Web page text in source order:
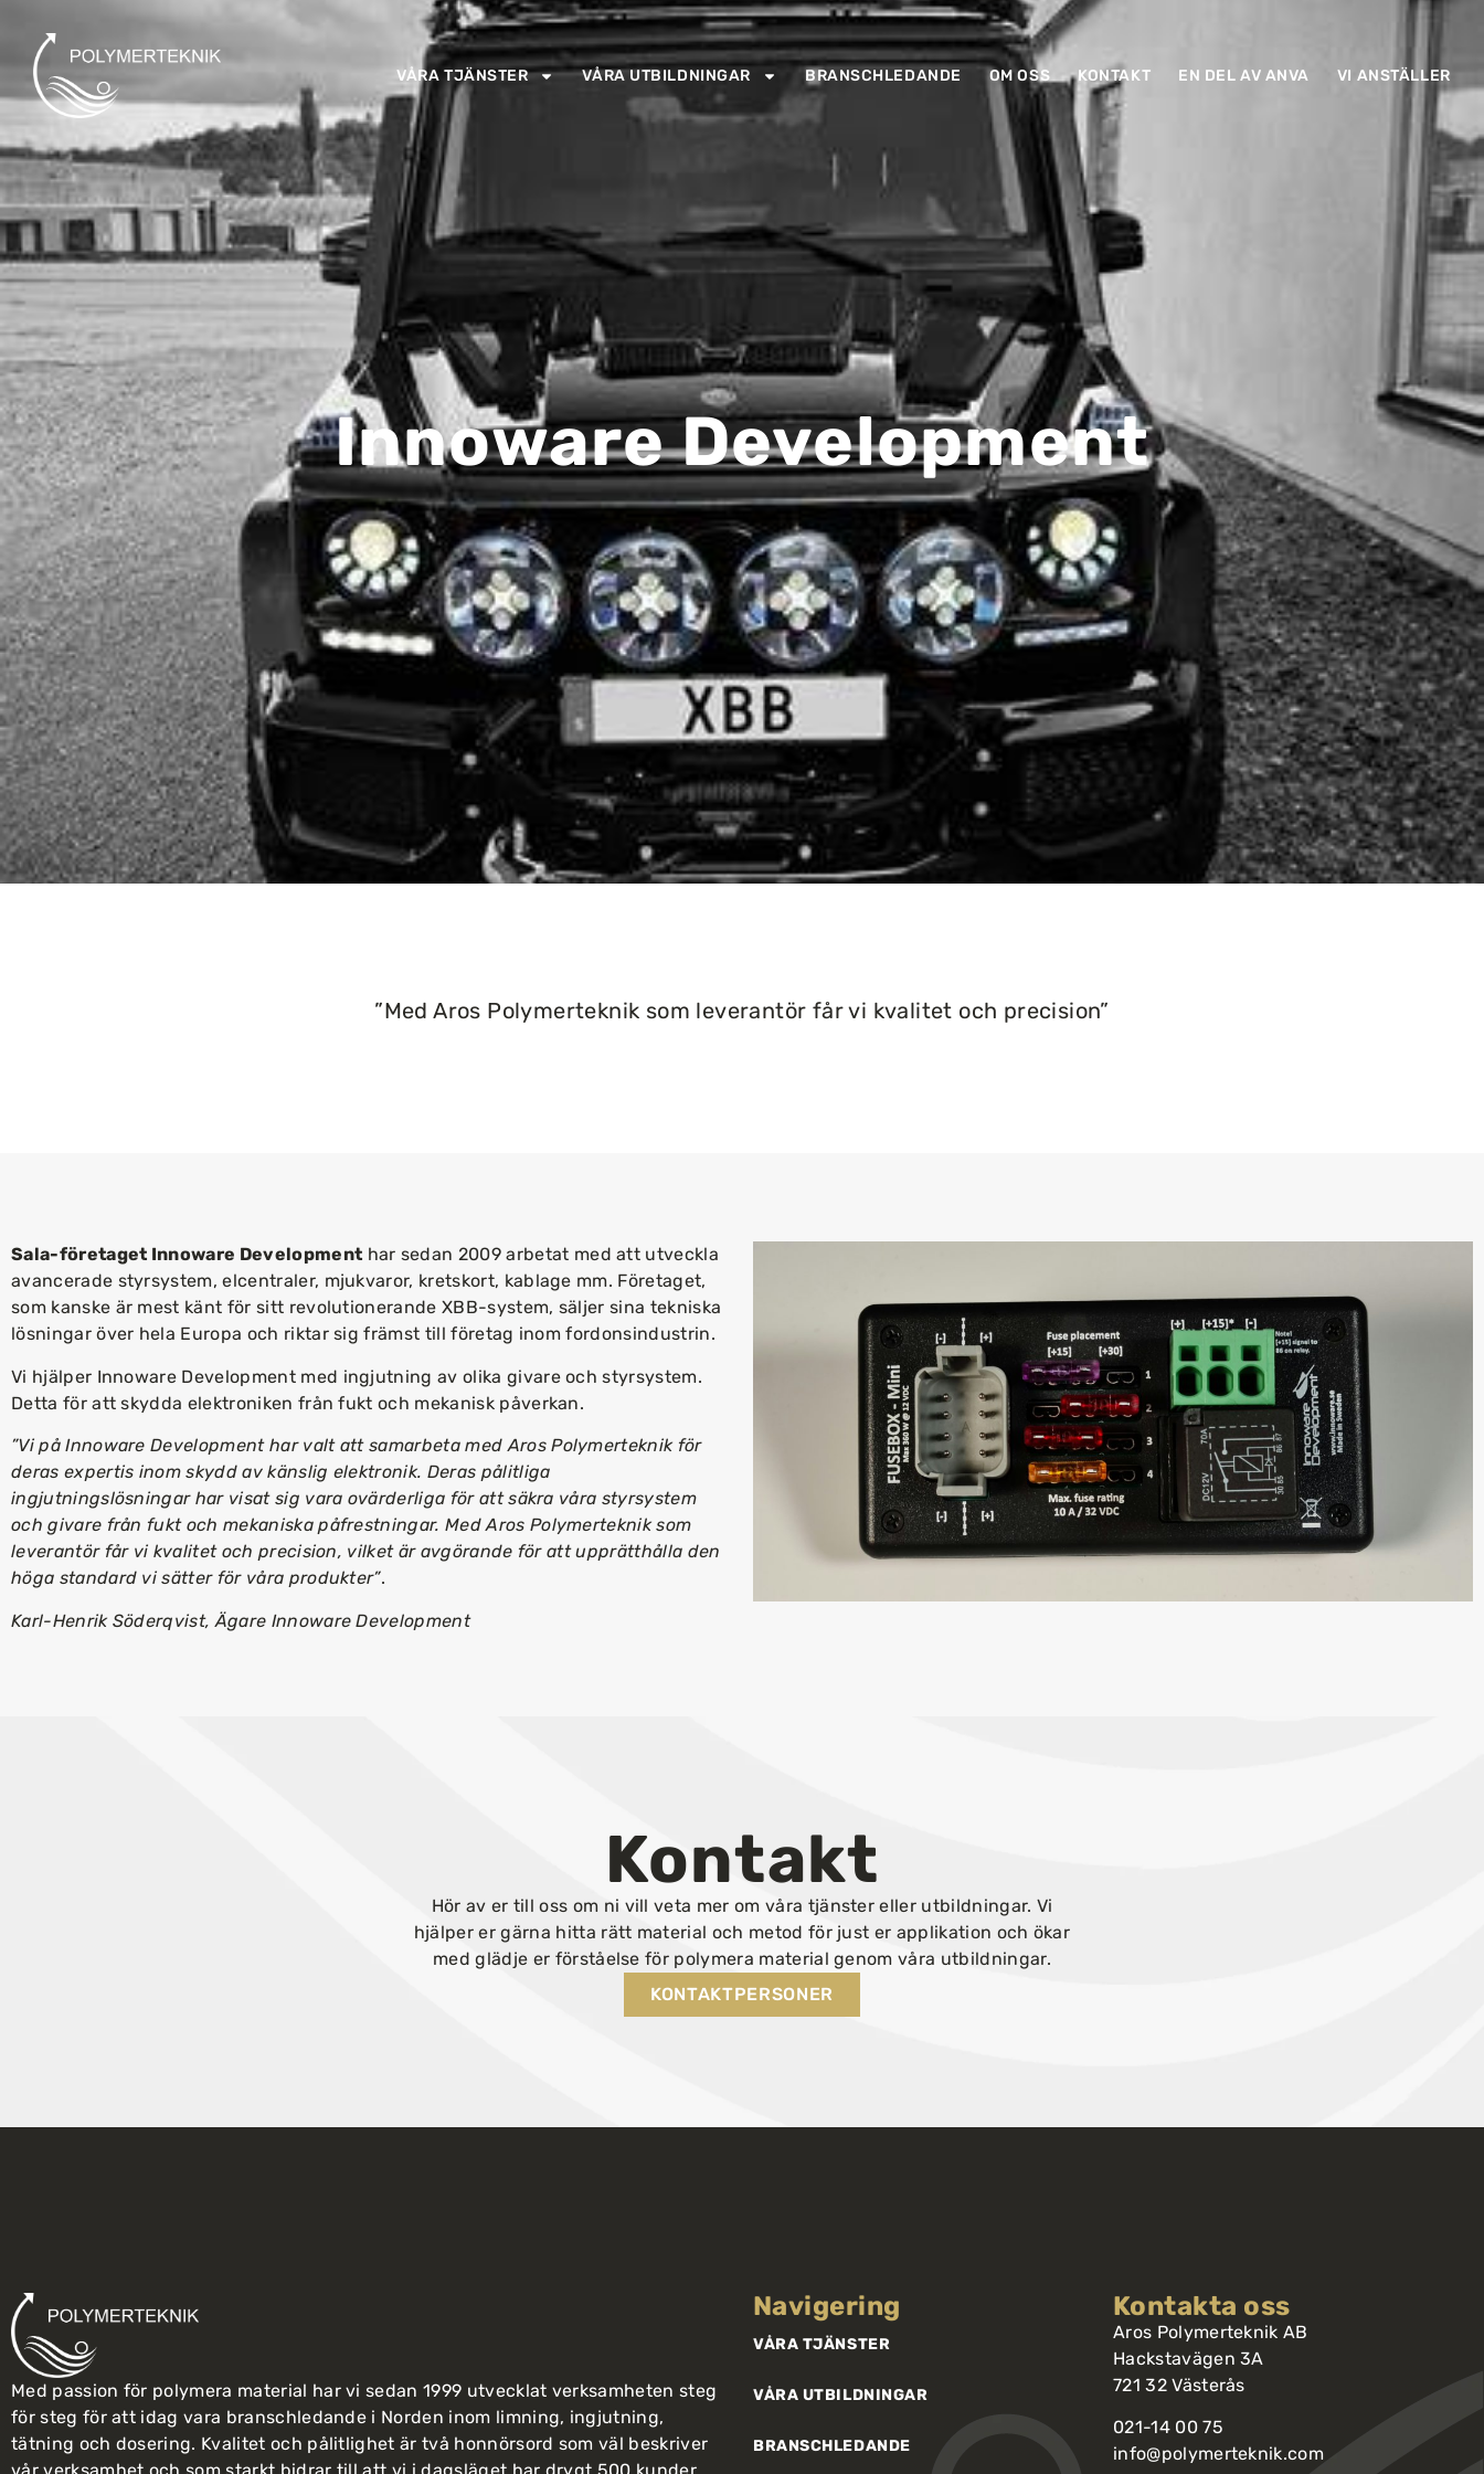
VÅRA TJÄNSTER VÅRA UTBILDNINGAR BRANSCHLEDANDE OM OSS KONTAKT EN DEL AV ANVA VI ANSTÄLLER
Innoware Development
”Med Aros Polymerteknik som leverantör får vi kvalitet och precision”
Sala-företaget Innoware Development har sedan 2009 arbetat med att utveckla
avancerade styrsystem, elcentraler, mjukvaror, kretskort, kablage mm. Företaget,
som kanske är mest känt för sitt revolutionerande XBB-system, säljer sina tekniska
lösningar över hela Europa och riktar sig främst till företag inom fordonsindustrin.
Vi hjälper Innoware Development med ingjutning av olika givare och styrsystem.
Detta för att skydda elektroniken från fukt och mekanisk påverkan.
”Vi på Innoware Development har valt att samarbeta med Aros Polymerteknik för
deras expertis inom skydd av känslig elektronik. Deras pålitliga
ingjutningslösningar har visat sig vara ovärderliga för att säkra våra styrsystem
och givare från fukt och mekaniska påfrestningar. Med Aros Polymerteknik som
leverantör får vi kvalitet och precision, vilket är avgörande för att upprätthålla den
höga standard vi sätter för våra produkter”.
Karl-Henrik Söderqvist, Ägare Innoware Development
Kontakt
Hör av er till oss om ni vill veta mer om våra tjänster eller utbildningar. Vi
hjälper er gärna hitta rätt material och metod för just er applikation och ökar
med glädje er förståelse för polymera material genom våra utbildningar.
KONTAKTPERSONER
Med passion för polymera material har vi sedan 1999 utvecklat verksamheten steg
för steg för att idag vara branschledande i Norden inom limning, ingjutning,
tätning och dosering. Kvalitet och pålitlighet är två honnörsord som väl beskriver
Navigering
VÅRA TJÄNSTER
VÅRA UTBILDNINGAR
BRANSCHLEDANDE
Kontakta oss
Aros Polymerteknik AB
Hackstavägen 3A
721 32 Västerås
021-14 00 75
info@polymerteknik.com